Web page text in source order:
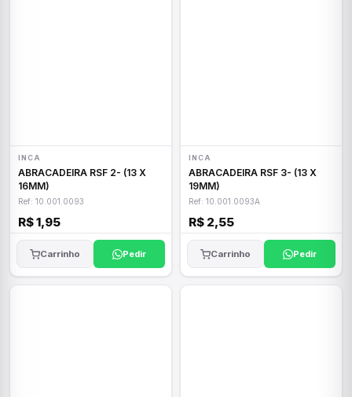
INCA
ABRACADEIRA RSF 2- (13 X
16MM)
Ref: 10.001.0093
R$ 1,95
Carrinho Pedir
INCA
ABRACADEIRA RSF 3- (13 X
19MM)
Ref: 10.001.0093A
R$ 2,55
Carrinho Pedir